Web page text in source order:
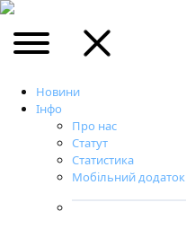
Новини
Інфо
Про нас
Статут
Статистика
Мобільний додаток